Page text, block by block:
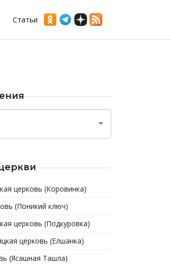
Статьи
церковь (Коровинка)
(Поникий ключ)
церковь (Подкуровка)
церковь (Елшанка)
(Ясашная Ташла)